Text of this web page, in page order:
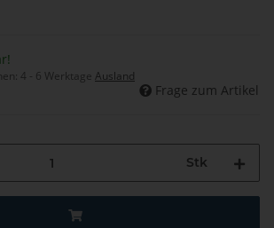
4 - 6 Werktage Ausland
Frage zum Artikel
Stk